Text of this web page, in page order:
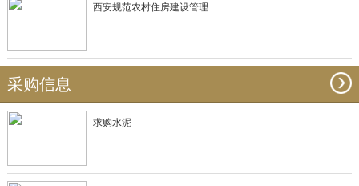
西安规范农村住房建设管理
采购信息
求购水泥